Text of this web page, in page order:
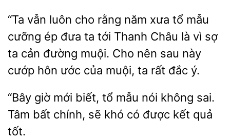
“Ta vẫn luôn cho rằng năm xưa tổ mẫu
cưỡng ép đưa ta tới Thanh Châu là vì
ta cản đường muội.
nên sau này
cướp hôn ước của muội,
rất đắc ý.
“Bây giờ mới biết, tổ mẫu nói không
Tâm bất chính, sẽ khó có được kết